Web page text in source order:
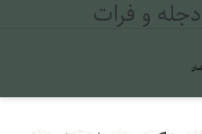
و فرات